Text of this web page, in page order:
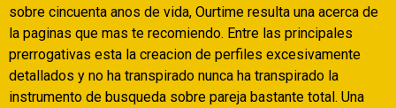
sobre cincuenta anos de vida, Ourtime resulta una acerca de
la paginas que mas te recomiendo. Entre las principales
prerrogativas esta la creacion de perfiles excesivamente
detallados y no ha transpirado nunca ha transpirado la
instrumento de busqueda sobre pareja bastante total. Una